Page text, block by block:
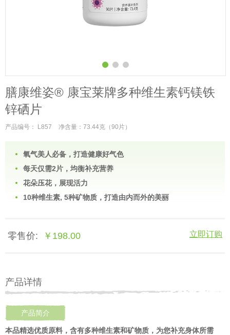
膳康维姿® 康宝莱牌多种维生素钙镁铁
锌硒片
产品编号： L857 净含量：73.44克（90片）
氧气美人必备，打造健康好气色
每天仅需2片，均衡补充营养
花朵压花，展现活力
10种维生素, 5种矿物质，打造由内而外的美丽
零售价: ￥198.00 立即订购
产品详情
产品简介
本品精选优质原料，含有多种维生素和矿物质，为您补充身体所需